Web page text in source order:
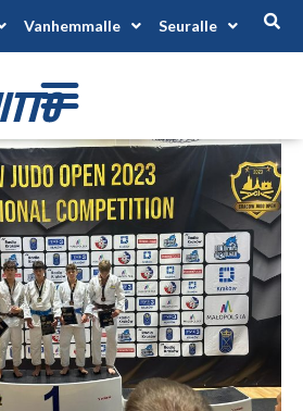
Vanhemmalle Seuralle